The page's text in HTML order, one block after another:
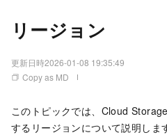
リージョン
更新日時2026-01-08 19:35:49
Copy as MD
このトピックでは、Cloud
するリージョンについて説明しま